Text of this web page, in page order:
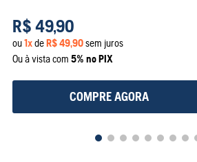
R$ 49,90
ou1xdeR$49,90sem juros
Ou à vista com 5% no PIX
COMPRE AGORA